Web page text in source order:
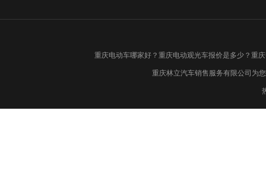
重庆电动车哪家好？重庆电动观光车报价是多少？重
重庆林立汽车销售服务有限公司为